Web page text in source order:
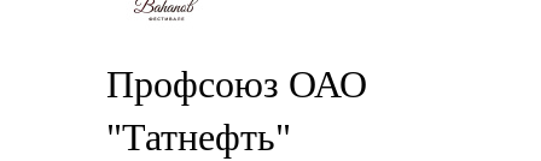
Профсоюз ОАО
"Татнефть"